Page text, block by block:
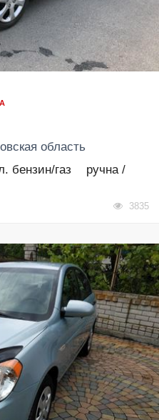
область
бензин/газ
ручна /
3835